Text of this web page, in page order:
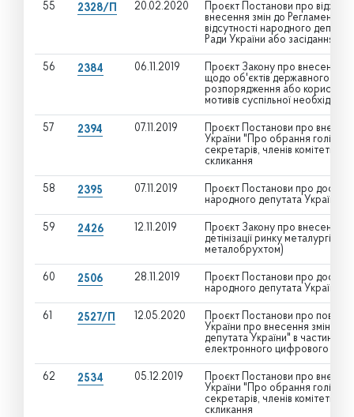
55 2328/П 20.02.2020
Проєкт Постанови про
внесення змін до Регламенту
відсутності народного
Ради України або засіданнях
56 2384 06.11.2019
Проєкт Закону про внесення
щодо об'єктів державного
розпорядження або
мотивів суспільної необхідності
57 2394 07.11.2019
Проєкт Постанови про
України "Про обрання голів,
секретарів, членів комітетів
скликання
58 2395 07.11.2019
Проєкт Постанови про
народного депутата України
59 2426 12.11.2019
Проєкт Закону про внесення
детінізації ринку
металобрухтом)
60 2506 28.11.2019
Проєкт Постанови про
народного депутата України
61 2527/П 12.05.2020
Проєкт Постанови про
України про внесення змін до
депутата України" в частині
електронного цифрового
62 2534 05.12.2019
Проєкт Постанови про
України "Про обрання голів,
секретарів, членів комітетів
скликання